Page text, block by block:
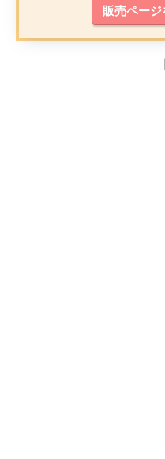
販売ペー